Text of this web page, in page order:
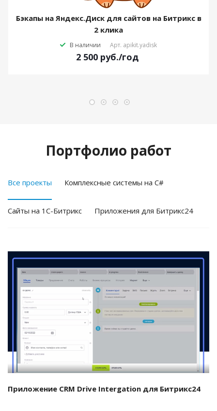
Бэкапы на Яндекс.Диск для сайтов на Битрикс в
2 клика
В наличии Арт. apikit.yadisk
2 500 руб./год
Портфолио работ
Все проекты Комплексные системы на C#
Cайты на 1С-Битрикс Приложения для Битрикс24
Смотреть проект
Приложение CRM Drive Intergation для Битрикс24